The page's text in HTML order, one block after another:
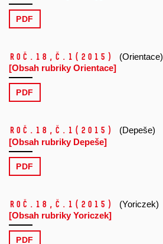
PDF
Roč.18, č.1 (2015)
(Orientace)
[Obsah rubriky Orientace]
PDF
Roč.18, č.1 (2015)
(Depeše)
[Obsah rubriky Depeše]
PDF
Roč.18, č.1 (2015)
(Yoriczek)
[Obsah rubriky Yoriczek]
PDF